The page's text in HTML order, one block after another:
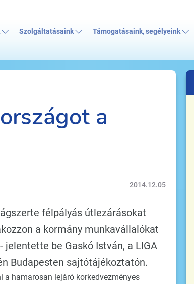
Szolgáltatásaink Támogatásaink, segélyeink
a
2014.12.05
félpályás útlezárásokat
a kormány munkavállalókat
be Gaskó István, a LIGA
Budapesten sajtótájékoztatón.
hamarosan lejáró korkedvezményes